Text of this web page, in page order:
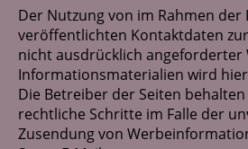
Der Nutzung von im Rahmen
veröffentlichten Kontaktdaten
nicht ausdrücklich angeforderter
Informationsmaterialien wird
Die Betreiber der Seiten
rechtliche Schritte im Falle der
Zusendung von